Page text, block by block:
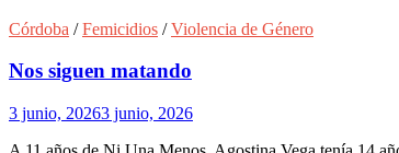
naranjitas
cuida coches
Córdoba /Femicidios /Violencia de Género
Nos siguen matando
3 junio, 20263 junio, 2026